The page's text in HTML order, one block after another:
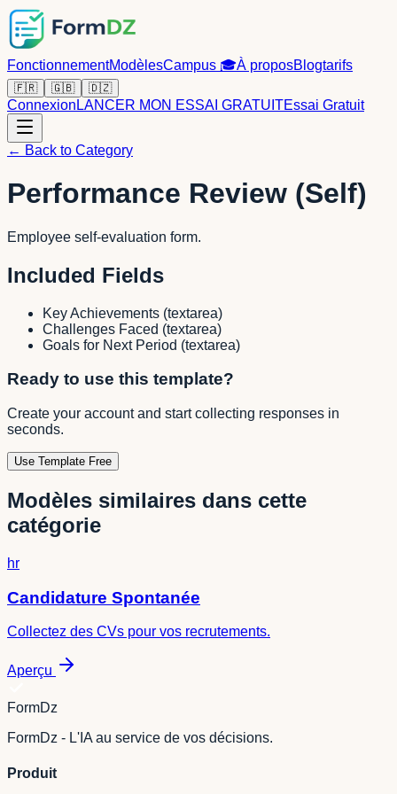
FonctionnementModèlesCampus 🎓À proposBlogtarifs
🇫🇷 🇬🇧 🇩🇿
Connexion LANCER MON ESSAI GRATUITEssai Gratuit
← Back to Category
Performance Review (Self)
Employee self-evaluation form.
Included Fields
Key Achievements (textarea)
Challenges Faced (textarea)
Goals for Next Period (textarea)
Ready to use this template?
Create your account and start collecting responses in
seconds.
Use Template Free
Modèles similaires dans cette
catégorie
hr
Candidature Spontanée
Collectez des CVs pour vos recrutements.
Aperçu
FormDz
FormDz - L'IA au service de vos décisions.
Produit